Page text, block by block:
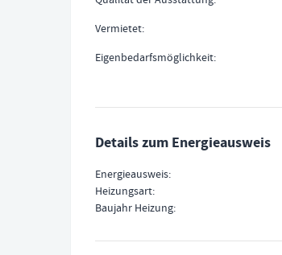
Vermietet
Eigenbedarfsmöglichkeit
Details zum Energieausweis
Energieausweis
Heizungsart
Baujahr Heizung